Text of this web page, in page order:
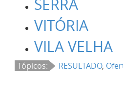
SERRA
VITÓRIA
VILA VELHA
Tópicos: RESULTADO,